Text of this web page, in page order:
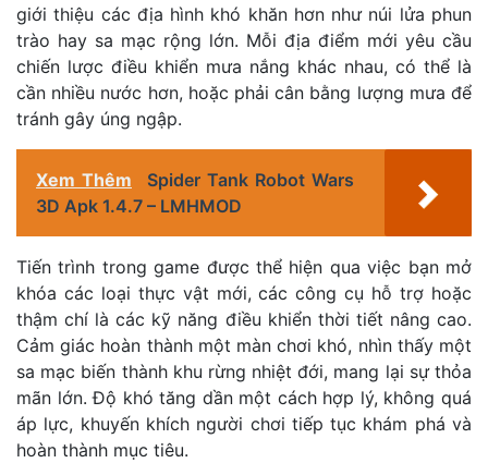
giới thiệu các địa hình khó khăn hơn như núi lửa phun
trào hay sa mạc rộng lớn. Mỗi địa điểm mới yêu cầu
chiến lược điều khiển mưa nắng khác nhau, có thể là
cần nhiều nước hơn, hoặc phải cân bằng lượng mưa để
tránh gây úng ngập.
Xem Thêm
Spider Tank Robot Wars
3D Apk 1.4.7 – LMHMOD
Tiến trình trong game được thể hiện qua việc bạn mở
khóa các loại thực vật mới, các công cụ hỗ trợ hoặc
thậm chí là các kỹ năng điều khiển thời tiết nâng cao.
Cảm giác hoàn thành một màn chơi khó, nhìn thấy một
sa mạc biến thành khu rừng nhiệt đới, mang lại sự thỏa
mãn lớn. Độ khó tăng dần một cách hợp lý, không quá
áp lực, khuyến khích người chơi tiếp tục khám phá và
hoàn thành mục tiêu.